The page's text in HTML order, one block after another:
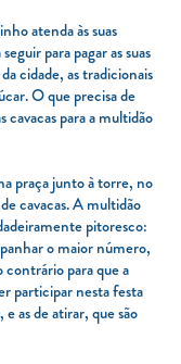
atenda às suas
para pagar as suas
cidade, as tradicionais
O que precisa de
cavacas para a multidão
praça junto à torre, no
cavacas. A multidão
pitoresco:
o maior número,
contrário para que a
participar nesta festa
as de atirar, que são